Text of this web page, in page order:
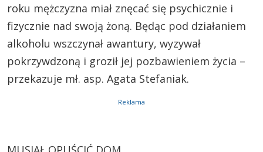
roku mężczyzna miał znęcać się psychicznie i
fizycznie nad swoją żoną. Będąc pod działaniem
alkoholu wszczynał awantury, wyzywał
pokrzywdzoną i groził jej pozbawieniem życia –
przekazuje mł. asp. Agata Stefaniak.
Reklama